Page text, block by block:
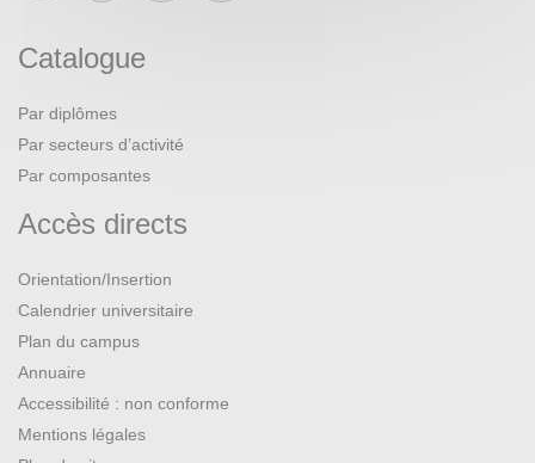
Catalogue
Par diplômes
Par secteurs d’activité
Par composantes
Accès directs
Orientation/Insertion
Calendrier universitaire
Plan du campus
Annuaire
Accessibilité : non conforme
Mentions légales